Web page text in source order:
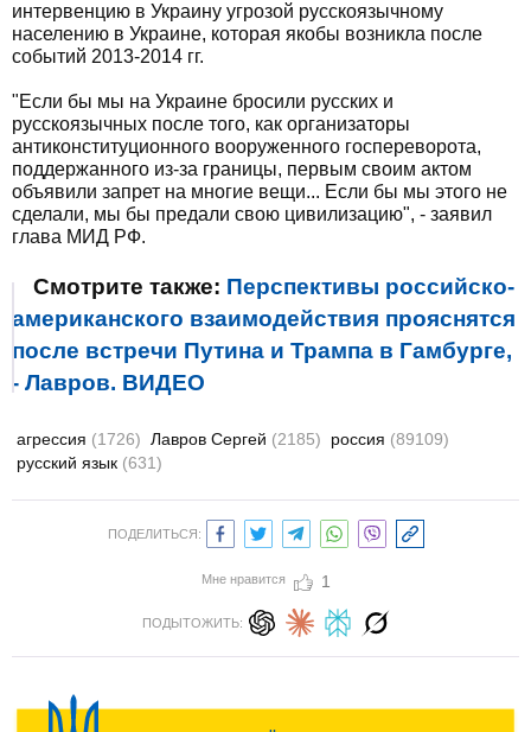
интервенцию в Украину угрозой русскоязычному
населению в Украине, которая якобы возникла после
событий 2013-2014 гг.
"Если бы мы на Украине бросили русских и
русскоязычных после того, как организаторы
антиконституционного вооруженного госпереворота,
поддержанного из-за границы, первым своим актом
объявили запрет на многие вещи... Если бы мы этого не
сделали, мы бы предали свою цивилизацию", - заявил
глава МИД РФ.
Смотрите также: Перспективы российско-
американского взаимодействия прояснятся
после встречи Путина и Трампа в Гамбурге,
- Лавров. ВИДЕО
агрессия (1726) Лавров Сергей (2185) россия (89109)
русский язык (631)
ПОДЕЛИТЬСЯ:
Мне нравится 1
ПОДЫТОЖИТЬ: